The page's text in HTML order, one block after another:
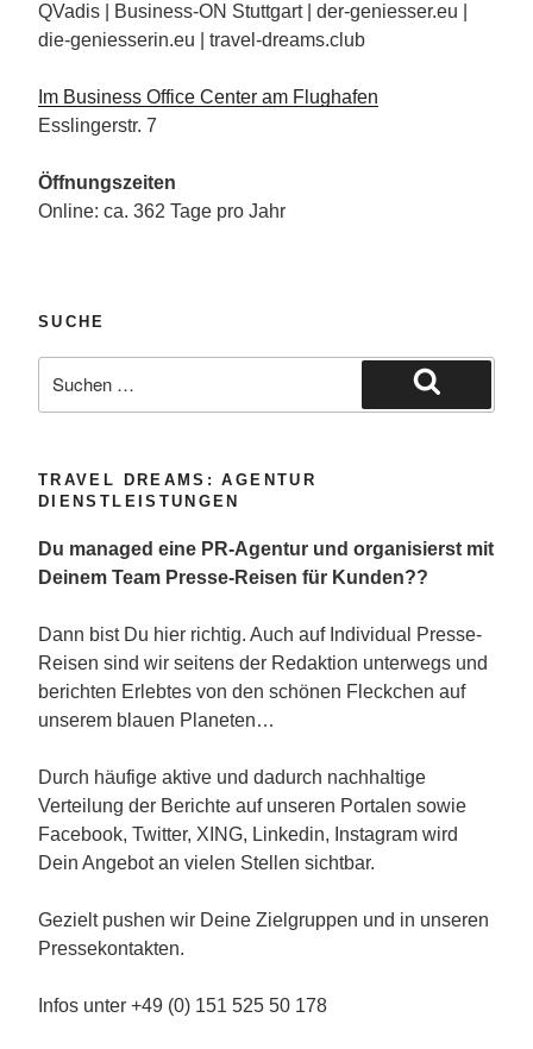
QVadis | Business-ON Stuttgart | der-geniesser.eu |
die-geniesserin.eu | travel-dreams.club
Im Business Office Center am Flughafen
Esslingerstr. 7
Öffnungszeiten
Online: ca. 362 Tage pro Jahr
SUCHE
nach:
Suchen
TRAVEL DREAMS: AGENTUR
DIENSTLEISTUNGEN
Du managed eine PR-Agentur und organisierst mit
Deinem Team Presse-Reisen für Kunden??
Dann bist Du hier richtig. Auch auf Individual Presse-
Reisen sind wir seitens der Redaktion unterwegs und
berichten Erlebtes von den schönen Fleckchen auf
unserem blauen Planeten…
Durch häufige aktive und dadurch nachhaltige
Verteilung der Berichte auf unseren Portalen sowie
Facebook, Twitter, XING, Linkedin, Instagram wird
Dein Angebot an vielen Stellen sichtbar.
Gezielt pushen wir Deine Zielgruppen und in unseren
Pressekontakten.
Infos unter +49 (0) 151 525 50 178